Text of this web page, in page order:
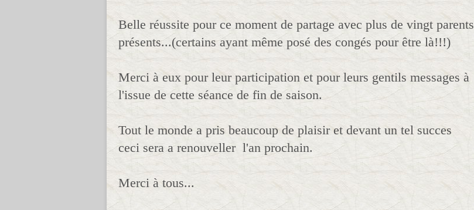
Belle réussite pour ce moment de partage avec plus de vingt parents
présents...(certains ayant même posé des congés pour être là!!!)
Merci à eux pour leur participation et pour leurs gentils messages à
l'issue de cette séance de fin de saison.
Tout le monde a pris beaucoup de plaisir et devant un tel succes
ceci sera a renouveller l'an prochain.
Merci à tous...